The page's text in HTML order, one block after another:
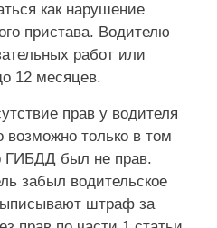
как нарушение
пристава. Водителю
работ или
12 месяцев.
прав у водителя
возможно только в том
ГИБДД был не прав.
забыл водительское
штраф за